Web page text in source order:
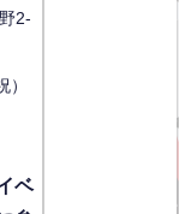
2-
ベ